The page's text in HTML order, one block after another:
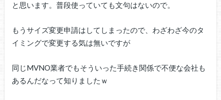
と思います。普段使っていても文句はないので。
もうサイズ変更申請はしてしまったので、わざわざ今のタ
イミングで変更する気は無いですが
同じMVNO業者でもそういった手続き関係で不便な会社も
あるんだなって知りましたｗ